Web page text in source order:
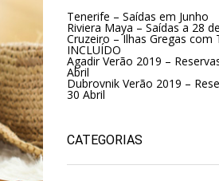
Tenerife – Saídas em Junho
Riviera Maya – Saídas a 28
Cruzeiro – Ilhas Gregas com
INCLUÍDO
Agadir Verão 2019 –
Abril
Dubrovnik Verão 2019 –
30 Abril
CATEGORIAS